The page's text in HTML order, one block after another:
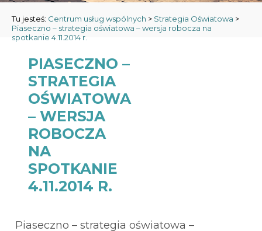
Tu jesteś: Centrum usług wspólnych > Strategia Oświatowa >
Piaseczno – strategia oświatowa – wersja robocza na
spotkanie 4.11.2014 r.
PIASECZNO –
STRATEGIA
OŚWIATOWA
– WERSJA
ROBOCZA
NA
SPOTKANIE
4.11.2014 R.
Piaseczno – strategia oświatowa –